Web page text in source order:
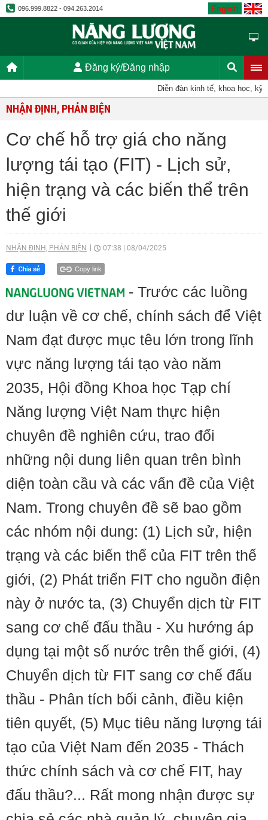
096.999.8822 - 094.263.2014 English
Đăng ký/Đăng nhập
Diễn đàn kinh tế, khoa học, kỹ
NHẬN ĐỊNH, PHẢN BIỆN
Cơ chế hỗ trợ giá cho năng
lượng tái tạo (FIT) - Lịch sử,
hiện trạng và các biến thể trên
thế giới
NHẬN ĐỊNH, PHẢN BIỆN 07:38 08/04/2025
Copy link
- Trước các luồng
dư luận về cơ chế, chính sách để Việt
Nam đạt được mục têu lớn trong lĩnh
vực năng lượng tái tạo vào năm
2035, Hội đồng Khoa học Tạp chí
Năng lượng Việt Nam thực hiện
chuyên đề nghiên cứu, trao đổi
những nội dung liên quan trên bình
diện toàn cầu và các vấn đề của Việt
Nam. Trong chuyên đề sẽ bao gồm
các nhóm nội dung: (1) Lịch sử, hiện
trạng và các biến thể của FIT trên thế
giới, (2) Phát triển FIT cho nguồn điện
này ở nước ta, (3) Chuyển dịch từ FIT
sang cơ chế đấu thầu - Xu hướng áp
dụng tại một số nước trên thế giới, (4)
Chuyển dịch từ FIT sang cơ chế đấu
thầu - Phân tích bối cảnh, điều kiện
tiên quyết, (5) Mục tiêu năng lượng tái
tạo của Việt Nam đến 2035 - Thách
thức chính sách và cơ chế FIT, hay
đấu thầu?... Rất mong nhận được sự